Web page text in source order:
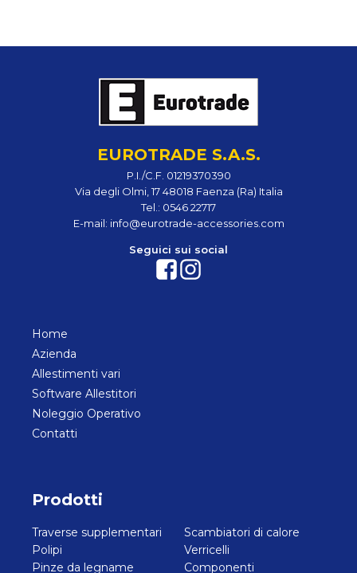
EUROTRADE S.A.S.
P.I./C.F. 01219370390
Via degli Olmi, 17 48018 Faenza (Ra) Italia
Tel.: 0546 22717
E-mail: info@eurotrade-accessories.com
Seguici sui social
Home
Azienda
Allestimenti vari
Software Allestitori
Noleggio Operativo
Contatti
Prodotti
Traverse supplementari
Polipi
Pinze da legname
Scambiatori di calore
Verricelli
Componenti